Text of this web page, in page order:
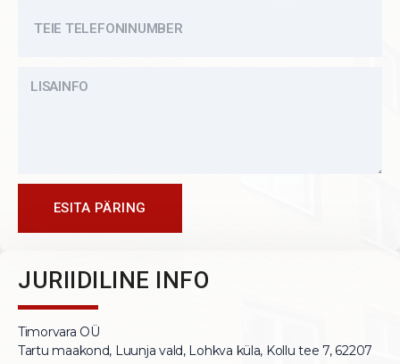
ESITA PÄRING
JURIIDILINE INFO
Timorvara OÜ
Tartu maakond, Luunja vald, Lohkva küla, Kollu tee 7, 62207